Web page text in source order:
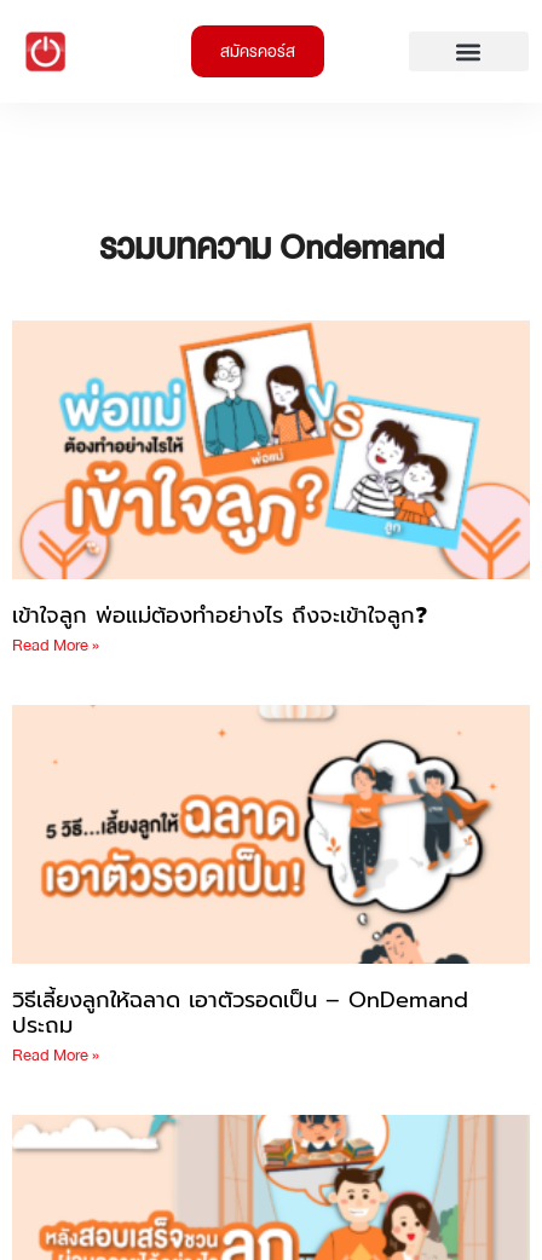
สมัครคอร์ส
รวมบทความ Ondemand
เข้าใจลูก พ่อแม่ต้องทำอย่างไร ถึงจะเข้าใจลูก❓
Read More »
วิธีเลี้ยงลูกให้ฉลาด เอาตัวรอดเป็น – OnDemand
ประถม
Read More »